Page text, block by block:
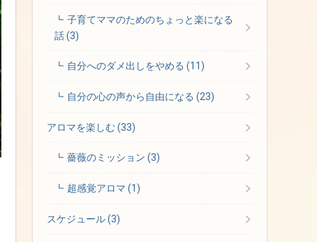
子育てママのためのちょっと楽になる
話(3)
自分へのダメ出しをやめる(11)
自分の心の声から自由になる(23)
アロマを楽しむ(33)
薔薇のミッション(3)
超感覚アロマ(1)
スケジュール(3)